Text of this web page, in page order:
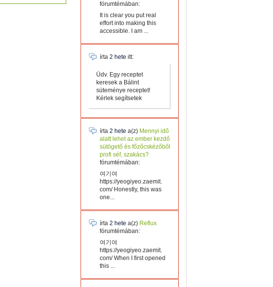
fórumtémában:
It is clear you put real
effort into making this
accessible. I am ...
írta 2 hete itt:
Üdv. Egy receptet
keresek a Bálint
süteménye receptet!
Kérlek segítsetek
írta 2 hete a(z) Mennyi idő
alatt lehet az ember kezdő
sütögető és főzőcskézőből
profi séf, szakács?
fórumtémában:
여기여
https://yeogiyeo.zaemit.
com/ Honestly, this was
one...
írta 2 hete a(z) Reflux
fórumtémában:
여기여
https://yeogiyeo.zaemit.
com/ When I first opened
this ...